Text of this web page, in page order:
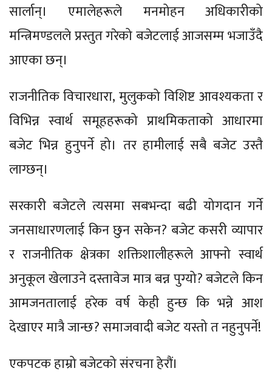
सार्लान्। एमालेहरूले मनमोहन अधिकारीको
मन्त्रिमण्डलले प्रस्तुत गरेको बजेटलाई आजसम्म भजाउँदै
आएका छन्।
राजनीतिक विचारधारा, मुलुकको विशिष्ट आवश्यकता र
विभिन्न स्वार्थ समूहहरूको प्राथमिकताको आधारमा
बजेट भिन्न हुनुपर्ने हो। तर हामीलाई सबै बजेट उस्तै
लाग्छन्।
सरकारी बजेटले त्यसमा सबभन्दा बढी योगदान गर्ने
जनसाधारणलाई किन छुन सकेन? बजेट कसरी व्यापार
र राजनीतिक क्षेत्रका शक्तिशालीहरूले आफ्नो स्वार्थ
अनुकूल खेलाउने दस्तावेज मात्र बन्न पुग्यो? बजेटले किन
आमजनतालाई हरेक वर्ष केही हुन्छ कि भन्ने आश
देखाएर मात्रै जान्छ? समाजवादी बजेट यस्तो त नहुनुपर्ने!
एकपटक हाम्रो बजेटको संरचना हेरौं।